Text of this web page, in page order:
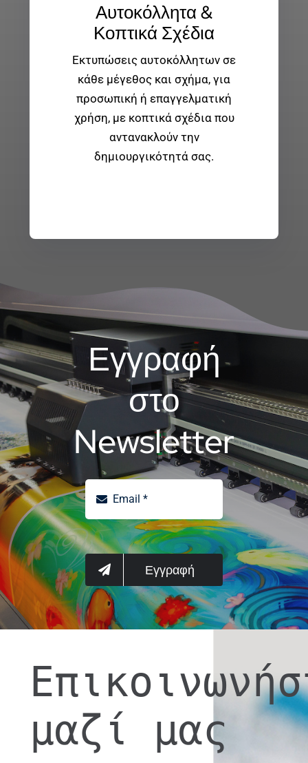
Αυτοκόλλητα &
Κοπτικά Σχέδια
Εκτυπώσεις αυτοκόλλητων σε
κάθε μέγεθος και σχήμα, για
προσωπική ή επαγγελματική
χρήση, με κοπτικά σχέδια που
αντανακλούν την
δημιουργικότητά σας.
Εγγραφή
στο
Newsletter
Εγγραφή
μαζί μας